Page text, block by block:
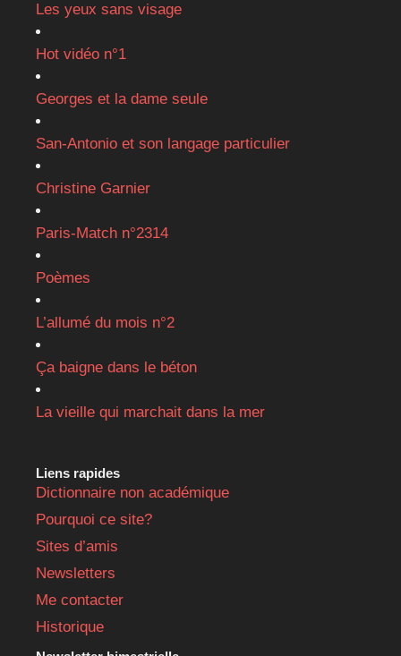
Les yeux sans visage
Hot vidéo n°1
Georges et la dame seule
San-Antonio et son langage particulier
Christine Garnier
Paris-Match n°2314
Poèmes
L’allumé du mois n°2
Ça baigne dans le béton
La vieille qui marchait dans la mer
Liens rapides
Dictionnaire non académique
Pourquoi ce site?
Sites d’amis
Newsletters
Me contacter
Historique